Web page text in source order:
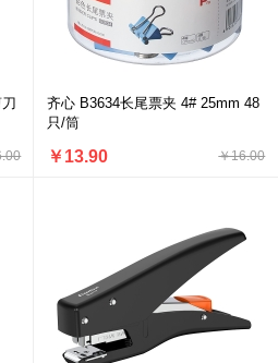
齐心 B3634长尾票夹 4# 25mm 48
只/筒
￥16.00
￥13.90